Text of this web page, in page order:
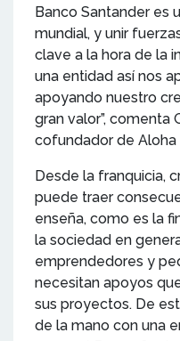
Banco Santander es
mundial, y unir
clave a la hora de la
una entidad así nos
apoyando nuestro
gran valor”, comenta
cofundador de Aloha
Desde la franquicia,
puede traer
enseña, como es la
la sociedad en
emprendedores y
necesitan apoyos
sus proyectos. De
de la mano con una